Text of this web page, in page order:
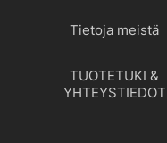
Tietoja meistä
TUOTETUKI &
YHTEYSTIEDOT